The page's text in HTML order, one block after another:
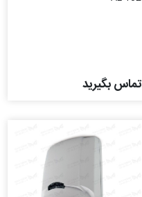
تماس بگیرید